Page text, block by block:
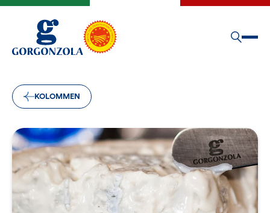
KOLOMMEN